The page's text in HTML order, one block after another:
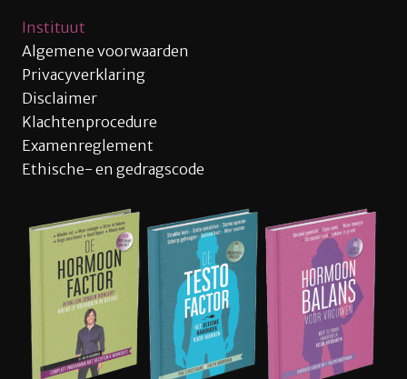
Instituut
Algemene voorwaarden
Privacyverklaring
Disclaimer
Klachtenprocedure
Examenreglement
Ethische- en gedragscode